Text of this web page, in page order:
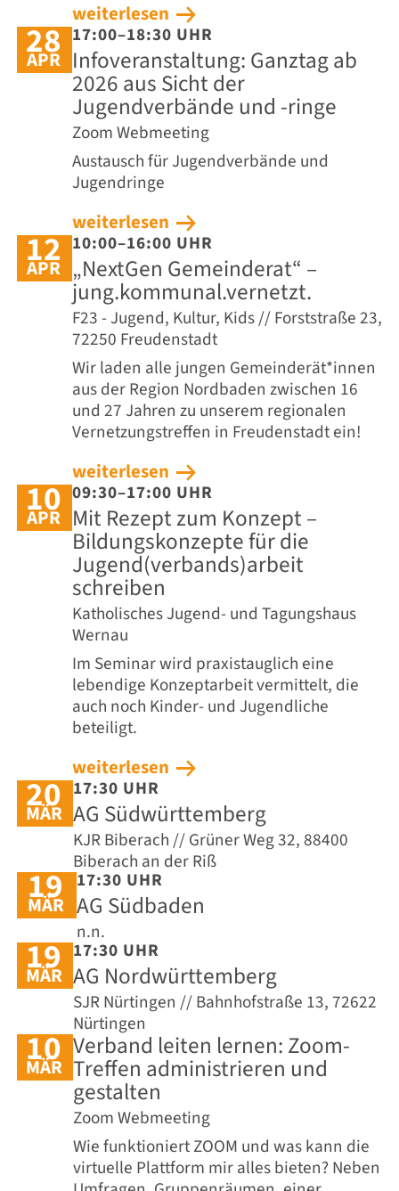
weiterlesen
28
APR
17:00–18:30 UHR
Infoveranstaltung: Ganztag ab
2026 aus Sicht der
Jugendverbände und -ringe
Zoom Webmeeting
Austausch für Jugendverbände und
Jugendringe
weiterlesen
12
APR
10:00–16:00 UHR
„NextGen Gemeinderat“ –
jung.kommunal.vernetzt.
F23 - Jugend, Kultur, Kids // Forststraße 23,
72250 Freudenstadt
Wir laden alle jungen Gemeinderät*innen
aus der Region Nordbaden zwischen 16
und 27 Jahren zu unserem regionalen
Vernetzungstreffen in Freudenstadt ein!
weiterlesen
10
APR
09:30–17:00 UHR
Mit Rezept zum Konzept –
Bildungskonzepte für die
Jugend(verbands)arbeit
schreiben
Katholisches Jugend- und Tagungshaus
Wernau
Im Seminar wird praxistauglich eine
lebendige Konzeptarbeit vermittelt, die
auch noch Kinder- und Jugendliche
beteiligt.
weiterlesen
20
MÄR
17:30 UHR
AG Südwürttemberg
KJR Biberach // Grüner Weg 32, 88400
Biberach an der Riß
19
MÄR
17:30 UHR
AG Südbaden
n.n.
19
MÄR
17:30 UHR
AG Nordwürttemberg
SJR Nürtingen // Bahnhofstraße 13, 72622
Nürtingen
10
MÄR
Verband leiten lernen: Zoom-
Treffen administrieren und
gestalten
Zoom Webmeeting
Wie funktioniert ZOOM und was kann die
virtuelle Plattform mir alles bieten? Neben